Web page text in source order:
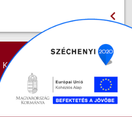
KAPCSOLAT
TÁJÉKOZTATÓ